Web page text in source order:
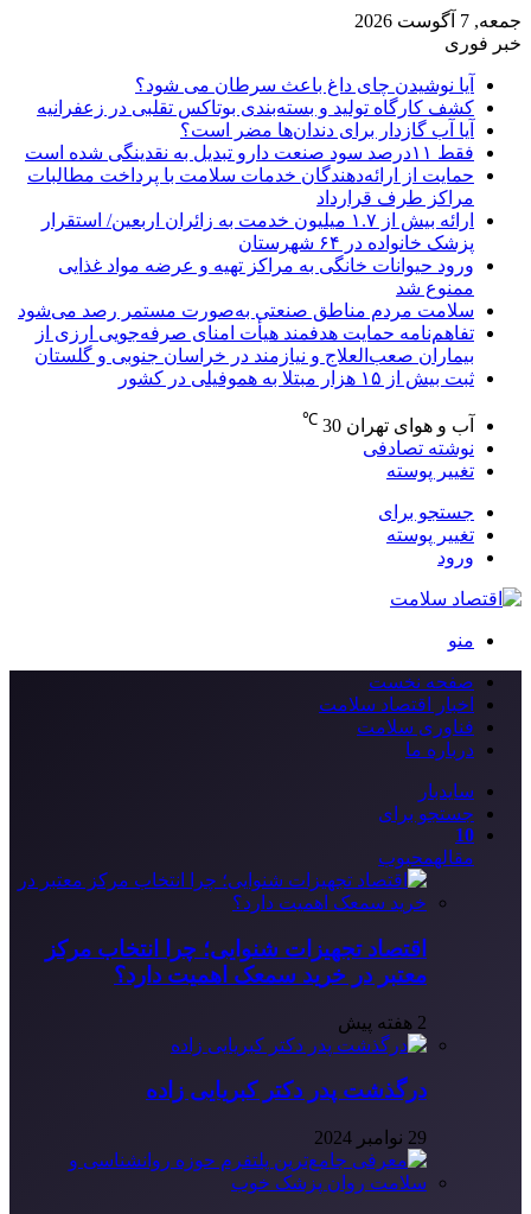
جمعه, 7 آگوست 2026
خبر فوری
آیا نوشیدن چای داغ باعث سرطان می شود؟
کشف کارگاه تولید و بسته‌بندی بوتاکس تقلبی در زعفرانیه
آیا آب گازدار برای دندان‌ها مضر است؟
فقط ۱۱‌درصد سود صنعت دارو تبدیل به نقدینگی شده است
حمایت از ارائه‌دهندگان خدمات سلامت با پرداخت مطالبات
مراکز طرف قرارداد
ارائه بیش از ۱.۷ میلیون خدمت به زائران اربعین/ استقرار
پزشک خانواده در ۶۴ شهرستان
ورود حیوانات خانگی به مراکز تهیه و عرضه مواد غذایی
ممنوع شد
سلامت مردم مناطق صنعتی به‌صورت مستمر رصد می‌شود
تفاهم‌نامه حمایت هدفمند هیأت امنای صرفه‌جویی ارزی از
بیماران صعب‌العلاج و نیازمند در خراسان جنوبی و گلستان
ثبت بیش از ۱۵ هزار مبتلا به هموفیلی در کشور
آب و هوای تهران 30
℃
نوشته تصادفی
تغییر پوسته
جستجو برای
تغییر پوسته
ورود
منو
صفحه نخست
اخبار اقتصاد سلامت
فناوری سلامت
درباره ما
سایدبار
جستجو برای
10
مقالهمحبوب
اقتصاد تجهیزات شنوایی؛ چرا انتخاب مرکز
معتبر در خرید سمعک اهمیت دارد؟
2 هفته پیش
درگذشت پدر دکتر کبریایی زاده
29 نوامبر 2024